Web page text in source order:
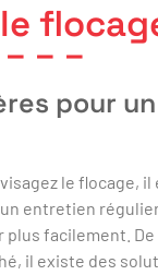
pour
le flocage,
entretien
plus facilement.
il existe des